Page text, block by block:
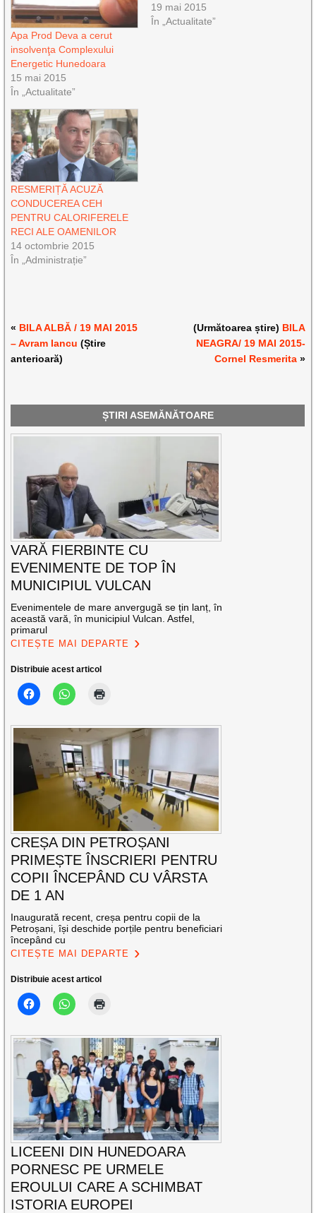
Apa Prod Deva a cerut
insolvenţa Complexului
Energetic Hunedoara
15 mai 2015
În „Actualitate”
19 mai 2015
În „Actualitate”
RESMERIȚĂ ACUZĂ
CONDUCEREA CEH
PENTRU CALORIFERELE
RECI ALE OAMENILOR
14 octombrie 2015
În „Administrație”
« BILA ALBĂ / 19 MAI 2015
– Avram Iancu (Știre
anterioară)
(Următoarea știre) BILA
NEAGRA/ 19 MAI 2015-
Cornel Resmerita»
ȘTIRI ASEMĂNĂTOARE
VARĂ FIERBINTE CU
EVENIMENTE DE TOP ÎN
MUNICIPIUL VULCAN
Evenimentele de mare anvergugă se țin lanț, în
această vară, în municipiul Vulcan. Astfel,
primarul
CITEȘTE MAI DEPARTE
Distribuie acest articol
CREȘA DIN PETROȘANI
PRIMEȘTE ÎNSCRIERI PENTRU
COPII ÎNCEPÂND CU VÂRSTA
DE 1 AN
Inaugurată recent, creșa pentru copii de la
Petroșani, își deschide porțile pentru beneficiari
începând cu
CITEȘTE MAI DEPARTE
Distribuie acest articol
LICEENI DIN HUNEDOARA
PORNESC PE URMELE
EROULUI CARE A SCHIMBAT
ISTORIA EUROPEI